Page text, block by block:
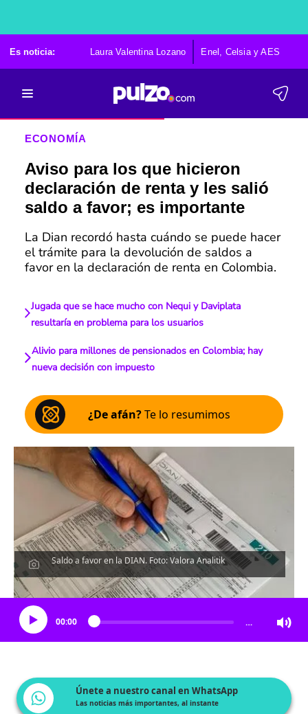
Es noticia: Laura Valentina Lozano Enel, Celsia y AES
ECONOMÍA
Aviso para los que hicieron
declaración de renta y les salió
saldo a favor; es importante
La Dian recordó hasta cuándo se puede hacer
el trámite para la devolución de saldos a
favor en la declaración de renta en Colombia.
Jugada que se hace mucho con Nequi y Daviplata
resultaría en problema para los usuarios
Alivio para millones de pensionados en Colombia; hay
nueva decisión con impuesto
¿De afán?Te lo resumimos
Saldo a favor en la DIAN. Foto: Valora Analitik
Escucha el artículo
00:00 …
Únete a nuestro canal en WhatsApp
Las noticias más importantes, al instante